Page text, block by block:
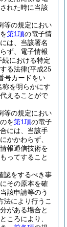
れた時に当該
等の規定におい
第1項の電子情
は、当該署名
ず、電子情報
続における特定
る法律(平成25
号カードをい
を明らかにす
えることがで
等の規定におい
を第1項の電子
には、当該手
かかわらず、
報通信技術を
ってすること
認をするべき事
その原本を確
該申請等のう
法により行うこ
がある場合と
ころにより、